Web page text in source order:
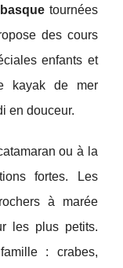
tournées
des cours
enfants et
kayak de mer
en douceur.
ou à la
fortes. Les
à marée
les plus petits.
: crabes,